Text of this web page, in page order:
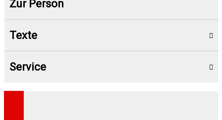
Zur Person
Texte
Service